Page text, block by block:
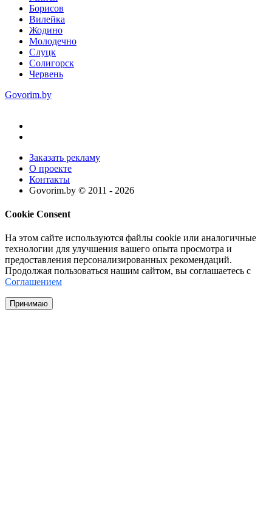
Борисов
Вилейка
Жодино
Молодечно
Слуцк
Солигорск
Червень
Govorim.by
Заказать рекламу
О проекте
Контакты
Govorim.by © 2011 - 2026
Cookie Consent
На этом сайте используются файлы cookie или аналогичные
технологии для улучшения вашего опыта просмотра и
предоставления персонализированных рекомендаций.
Продолжая пользоваться нашим сайтом, вы соглашаетесь с
Соглашением
Принимаю